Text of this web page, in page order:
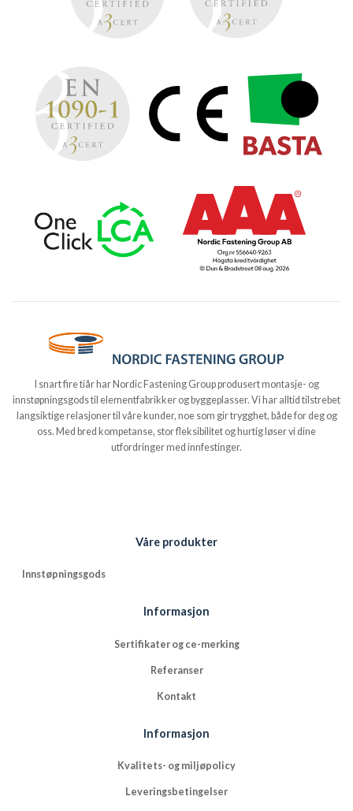
I snart fire tiår har Nordic Fastening Group produsert montasje- og
innstøpningsgods til elementfabrikker og byggeplasser. Vi har alltid tilstrebet
langsiktige relasjoner til våre kunder, noe som gir trygghet, både for deg og
oss. Med bred kompetanse, stor fleksibilitet og hurtig løser vi dine
utfordringer med innfestinger.
Våre produkter
Innstøpningsgods
Informasjon
Sertifikater og ce-merking
Referanser
Kontakt
Informasjon
Kvalitets- og miljøpolicy
Leveringsbetingelser